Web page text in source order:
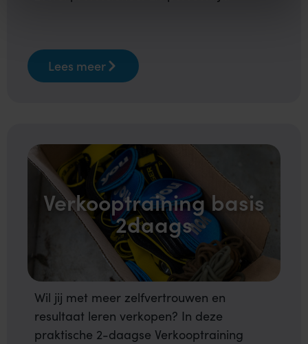
Lees meer
Verkooptraining basis
2daags
Wil jij met meer zelfvertrouwen en
resultaat leren verkopen? In deze
praktische 2-daagse Verkooptraining